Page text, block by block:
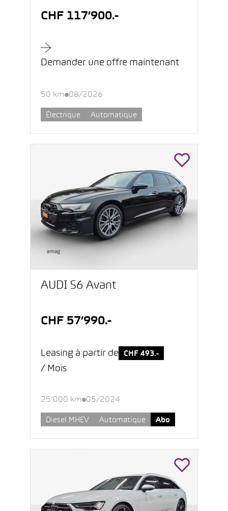
CHF 117’900.-
Demander une offre maintenant
50 km 08/2026
Électrique Automatique
AUDI S6 Avant
CHF 57’990.-
Leasing à partir de CHF 493.-
/ Mois
25’000 km 05/2024
Diesel MHEV Automatique Abo